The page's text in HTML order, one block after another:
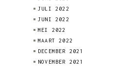
JULI 2022
JUNI 2022
MEI 2022
MAART 2022
DECEMBER 2021
NOVEMBER 2021